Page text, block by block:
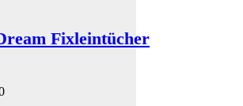
Fixleintücher